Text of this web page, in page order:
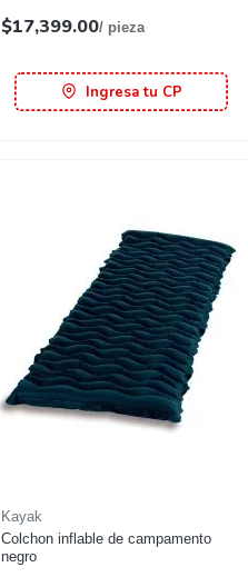
$17,399.00/ pieza
Ingresa tu CP
Kayak
Colchon inflable de campamento
negro